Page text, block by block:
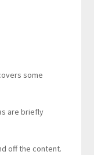
some
are briefly
off the content.